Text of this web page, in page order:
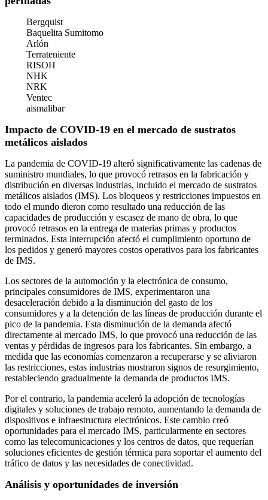
Bergquist
Baquelita Sumitomo
Arlón
Terrateniente
RISOH
NHK
NRK
Ventec
aismalibar
Impacto de COVID-19 en el mercado de sustratos
metálicos aislados
La pandemia de COVID-19 alteró significativamente las cadenas de
suministro mundiales, lo que provocó retrasos en la fabricación y
distribución en diversas industrias, incluido el mercado de sustratos
metálicos aislados (IMS). Los bloqueos y restricciones impuestos en
todo el mundo dieron como resultado una reducción de las
capacidades de producción y escasez de mano de obra, lo que
provocó retrasos en la entrega de materias primas y productos
terminados. Esta interrupción afectó el cumplimiento oportuno de
los pedidos y generó mayores costos operativos para los fabricantes
de IMS.
Los sectores de la automoción y la electrónica de consumo,
principales consumidores de IMS, experimentaron una
desaceleración debido a la disminución del gasto de los
consumidores y a la detención de las líneas de producción durante el
pico de la pandemia. Esta disminución de la demanda afectó
directamente al mercado IMS, lo que provocó una reducción de las
ventas y pérdidas de ingresos para los fabricantes. Sin embargo, a
medida que las economías comenzaron a recuperarse y se aliviaron
las restricciones, estas industrias mostraron signos de resurgimiento,
restableciendo gradualmente la demanda de productos IMS.
Por el contrario, la pandemia aceleró la adopción de tecnologías
digitales y soluciones de trabajo remoto, aumentando la demanda de
dispositivos e infraestructura electrónicos. Este cambio creó
oportunidades para el mercado IMS, particularmente en sectores
como las telecomunicaciones y los centros de datos, que requerían
soluciones eficientes de gestión térmica para soportar el aumento del
tráfico de datos y las necesidades de conectividad.
Análisis y oportunidades de inversión